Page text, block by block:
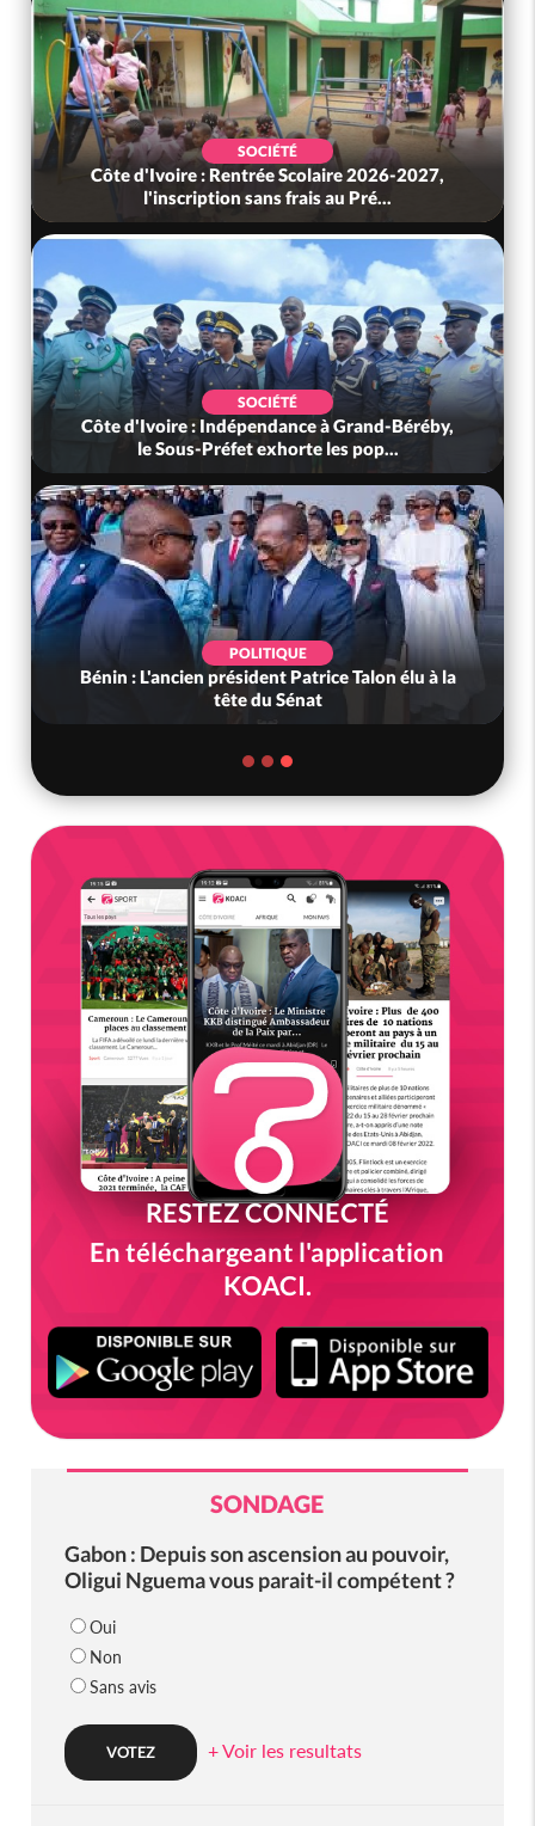
SOCIÉTÉ
Côte d'Ivoire : Rentrée Scolaire 2026-2027,
l'inscription sans frais au Pré...
SOCIÉTÉ
Côte d'Ivoire : Indépendance à Grand-Béréby,
le Sous-Préfet exhorte les pop...
POLITIQUE
Bénin : L'ancien président Patrice Talon élu à la
tête du Sénat
RESTEZ CONNECTÉ
En téléchargeant l'application
KOACI.
SONDAGE
Gabon : Depuis son ascension au pouvoir,
Oligui Nguema vous parait-il compétent ?
Oui
Non
Sans avis
+ Voir les resultats